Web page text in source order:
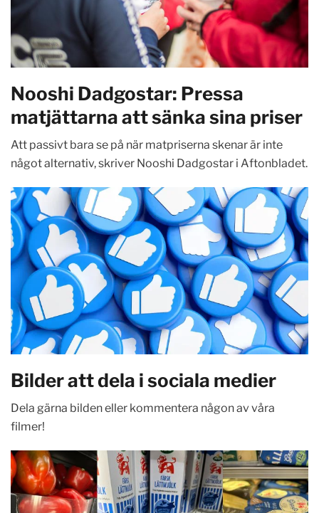
Nooshi Dadgostar: Pressa
matjättarna att sänka sina priser
Att passivt bara se på när matpriserna skenar är inte
något alternativ, skriver Nooshi Dadgostar i Aftonbladet.
Bilder att dela i sociala medier
Dela gärna bilden eller kommentera någon av våra
filmer!